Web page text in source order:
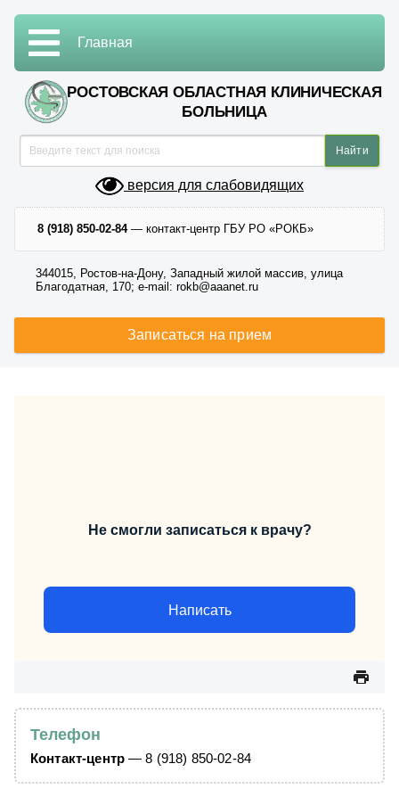
РОСТОВСКАЯ ОБЛАСТНАЯ КЛИНИЧЕСКАЯ
БОЛЬНИЦА
версия для слабовидящих
8 (918) 850-02-84— контакт-центр ГБУ РО «РОКБ»
344015, Ростов-на-Дону, Западный жилой массив, улица
Благодатная, 170; e-mail: rokb@aaanet.ru
Записаться на прием
Главная
Не смогли записаться к врачу?
Написать
Телефон
Контакт-центр— 8 (918) 850-02-84